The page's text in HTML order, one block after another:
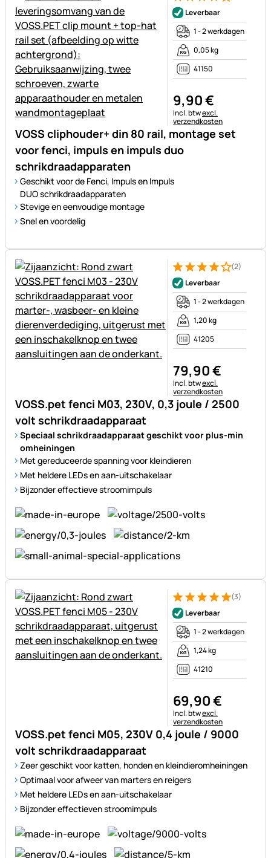
VOSS cliphouder+ din 80 rail, montage set
voor fenci, impuls en impuls duo
schrikdraadapparaten
Geschikt voor de Fenci, Impuls en Impuls
DUO schrikdraadapparaten
Stevige en eenvoudige montage
Snel en voordelig
Leverbaar
1 - 2 werkdagen
0,05 kg
41150
9,90€
Belastinginformatie:
Incl. btwexcl.
verzendkosten
VOSS.pet fenci M03, 230V, 0,3 joule / 2500
volt schrikdraadapparaat
Speciaal schrikdraadapparaat geschikt voor plus-min
omheiningen
Met gereduceerde spanning voor kleindieren
Met heldere LEDs en aan-uitschakelaar
Bijzonder effectieve stroomimpuls
Beoordeling: 4 van 5 (2
2 Bewertungen
(2)
Leverbaar
1 - 2 werkdagen
1,20 kg
41205
79,90€
Belastinginformatie:
Incl. btwexcl.
verzendkosten
VOSS.pet fenci M05, 230V 0,4 joule / 9000
volt schrikdraadapparaat
Zeer geschikt voor katten, honden en kleindieromheiningen
Optimaal voor afweer van marters en reigers
Met heldere LEDs en aan-uitschakelaar
Bijzonder effectieven stroomimpuls
Beoordeling: 5 van 5 (3
3 Bewertungen
(3)
Leverbaar
1 - 2 werkdagen
1,24 kg
41210
69,90€
Belastinginformatie:
Incl. btwexcl.
verzendkosten